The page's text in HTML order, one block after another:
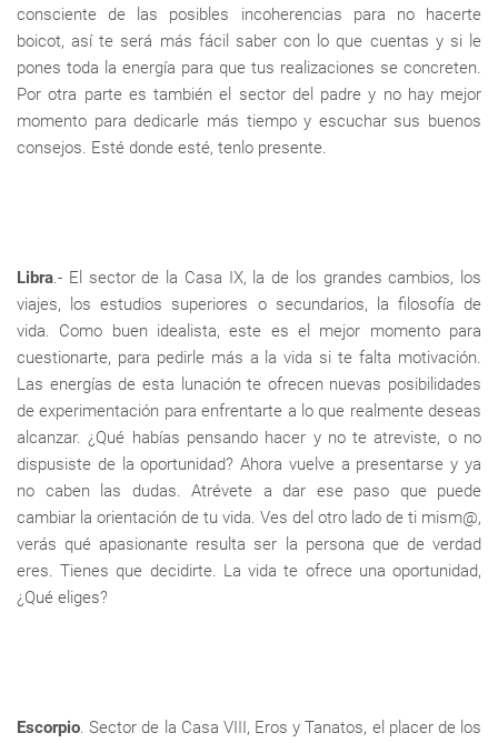
consciente de las posibles incoherencias para no hacerte
boicot, así te será más fácil saber con lo que cuentas y si le
pones toda la energía para que tus realizaciones se concreten.
Por otra parte es también el sector del padre y no hay mejor
momento para dedicarle más tiempo y escuchar sus buenos
consejos. Esté donde esté, tenlo presente.
Libra.- El sector de la Casa IX, la de los grandes cambios, los
viajes, los estudios superiores o secundarios, la filosofía de
vida. Como buen idealista, este es el mejor momento para
cuestionarte, para pedirle más a la vida si te falta motivación.
Las energías de esta lunación te ofrecen nuevas posibilidades
de experimentación para enfrentarte a lo que realmente deseas
alcanzar. ¿Qué habías pensando hacer y no te atreviste, o no
dispusiste de la oportunidad? Ahora vuelve a presentarse y ya
no caben las dudas. Atrévete a dar ese paso que puede
cambiar la orientación de tu vida. Ves del otro lado de ti mism@,
verás qué apasionante resulta ser la persona que de verdad
eres. Tienes que decidirte. La vida te ofrece una oportunidad,
¿Qué eliges?
Escorpio. Sector de la Casa VIII, Eros y Tanatos, el placer de los